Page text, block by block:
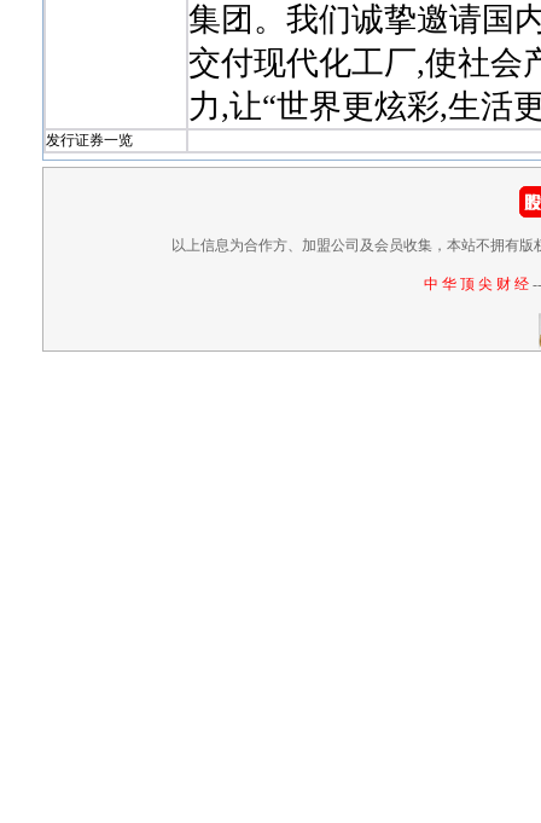
集团。我们诚挚邀请国
交付现代化工厂,使社会
力,让“世界更炫彩,生活
发行证券一览
以上信息为合作方、加盟公司及会员收集，本站不拥有
中 华 顶 尖 财 经